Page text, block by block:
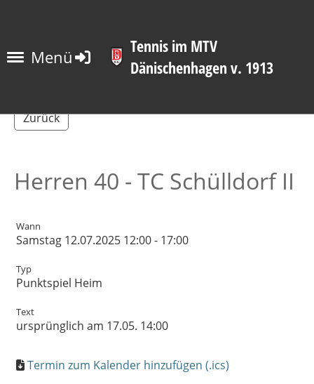
Menü
Tennis im MTV
Dänischenhagen v. 1913
Zurück
Herren 40 - TC Schülldorf II
Wann
Samstag 12.07.2025 12:00 - 17:00
Typ
Punktspiel Heim
Text
ursprünglich am 17.05. 14:00
Termin zum Kalender hinzufügen (.ics)